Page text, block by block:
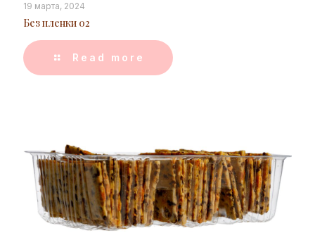
19 марта, 2024
Без пленки 02
Read more